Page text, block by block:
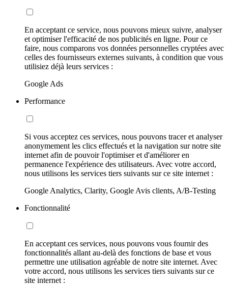
En acceptant ce service, nous pouvons mieux suivre, analyser
et optimiser l'efficacité de nos publicités en ligne. Pour ce
faire, nous comparons vos données personnelles cryptées avec
celles des fournisseurs externes suivants, à condition que vous
utilisiez déjà leurs services :
Google Ads
Performance
Si vous acceptez ces services, nous pouvons tracer et analyser
anonymement les clics effectués et la navigation sur notre site
internet afin de pouvoir l'optimiser et d'améliorer en
permanence l'expérience des utilisateurs. Avec votre accord,
nous utilisons les services tiers suivants sur ce site internet :
Google Analytics, Clarity, Google Avis clients, A/B-Testing
Fonctionnalité
En acceptant ces services, nous pouvons vous fournir des
fonctionnalités allant au-delà des fonctions de base et vous
permettre une utilisation agréable de notre site internet. Avec
votre accord, nous utilisons les services tiers suivants sur ce
site internet :